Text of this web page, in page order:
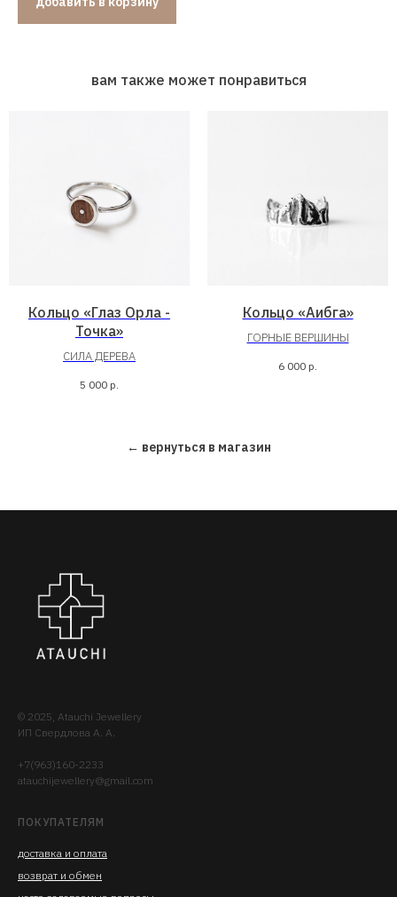
вам также может понравиться
Кольцо «Глаз Орла -
Точка»
СИЛА ДЕРЕВА
5 000 р.
Кольцо «Аибга»
ГОРНЫЕ ВЕРШИНЫ
6 000 р.
← вернуться в магазин
© 2025, Atauchi Jewellery
ИП Свердлова А. А.
+7(963)160-2233
atauchijewellery@gmail.com
ПОКУПАТЕЛЯМ
доставка и оплата
возврат и обмен